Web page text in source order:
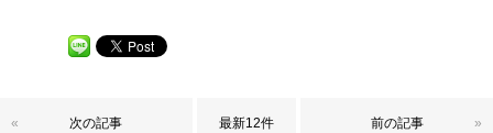
次の記事
« 最新12件 前の記事 »